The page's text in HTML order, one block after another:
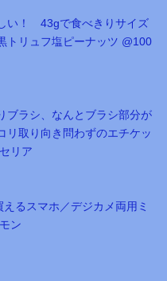
い！ 43gで食べきりサイズ
トリュフ塩ピーナッツ @100
ブラシ、なんとブラシ部分が
リ取り向き問わずのエチケッ
リア
るスマホ／デジカメ両用ミ
ン